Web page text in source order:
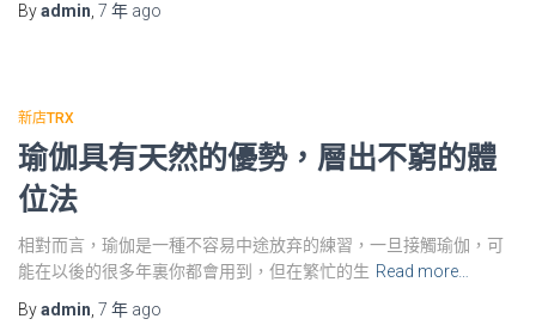
Byadmin 7 年 ago
新店TRX
瑜伽具有天然的優勢，層出不窮的體
位法
相對而言，瑜伽是一種不容易中途放弃的練習，一旦接觸瑜伽，可
能在以後的很多年裏你都會用到，但在繁忙的生 Read more…
Byadmin 7 年 ago